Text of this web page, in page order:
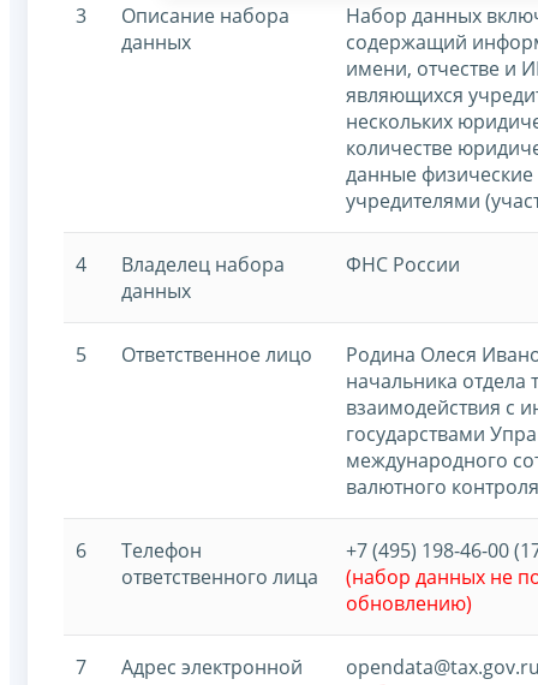
3
Описание набора
данных
Набор данных
содержащий
имени, отчестве и
являющихся
нескольких
количестве
данные
учредителями
4
Владелец набора
данных
ФНС России
5 Ответственное лицо
Родина Олеся
начальника отдела
взаимодействия с
государствами
международного
валютного
6
Телефон
ответственного лица
+7 (495) 198-46-00
(набор данных не
обновлению)
7
Адрес электронной